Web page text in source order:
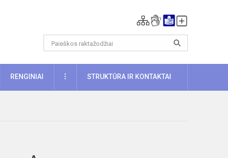
RENGINIAI DAUGIAUSTRUKTŪRA IR KONTAKTAI